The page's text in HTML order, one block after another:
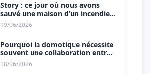
Story : ce jour où nous avons
sauvé une maison d’un incendie
certain.
19/06/2026
Pourquoi la domotique nécessite
souvent une collaboration entre
électricien et plombier ?
18/06/2026